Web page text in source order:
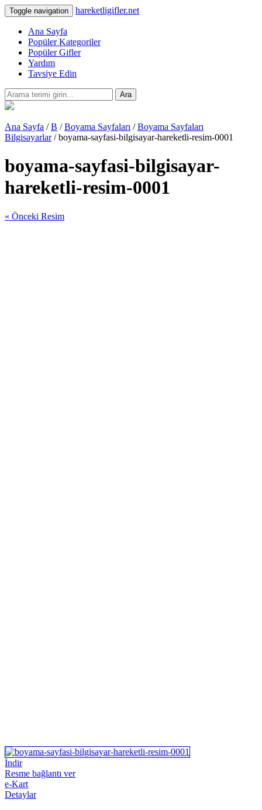
Toggle navigation hareketligifler.net
Ana Sayfa
Popüler Kategoriler
Popüler Gifler
Yardım
Tavsiye Edin
Ara
Ana Sayfa /B /Boyama Sayfaları /Boyama Sayfaları
Bilgisayarlar/ boyama-sayfasi-bilgisayar-hareketli-resim-0001
boyama-sayfasi-bilgisayar-
hareketli-resim-0001
« Önceki Resim
İndir
Resme bağlantı ver
e-Kart
Detaylar